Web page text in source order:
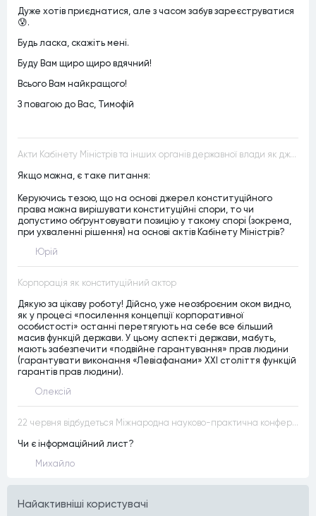
Дуже хотів приєднатися, але з часом забув зареєструватися
😰.
Будь ласка, скажіть мені.
Буду Вам щиро щиро вдячний!
Всього Вам найкращого!
З повагою до Вас, Тимофій
Акти Кабінету Міністрів та інших органів державної влади як джерела конституційного права
Якщо можна, є таке питання:
Керуючись тезою, що на основі джерел конституційного
права можна вирішувати конституційні спори, то чи
допустимо обґрунтовувати позицію у такому спорі (зокрема,
при ухваленні рішення) на основі актів Кабінету Міністрів?
Юрій
Корпорація як конституційний актор
Дякую за цікаву роботу! Дійсно, уже неозброєним оком видно,
як у процесі «посилення концепції корпоративної
особистості» останні перетягують на себе все більший
масив функцій держави. У цьому аспекті держави, мабуть,
мають забезпечити «подвійне гарантування» прав людини
(гарантувати виконання «Левіафанами» ХХІ століття функцій
гарантів прав людини).
Олексій
22 червня відбудеться Міжнародна науково-практична конференція “Конституційна демократія в умовах загроз територіальній цілісності та національній безпеці”
Чи є інформаційний лист?
Михайло
Найактивнiшi користувачi